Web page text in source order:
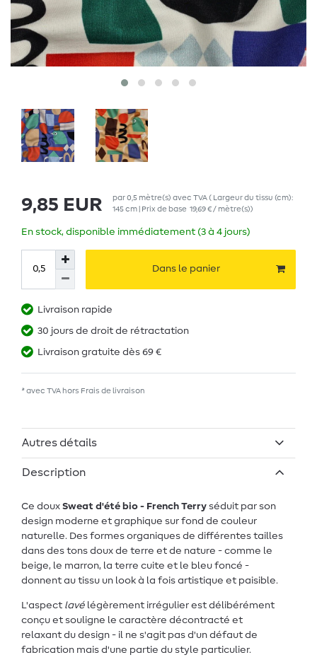
9,85 EUR par0,5 mètre(s) avec TVA( Largeur du tissu (cm):
145 cm | Prix de base 19,69 € / mètre(s))
En stock, disponible immédiatement (3 à 4 jours)
Dans le panier
Livraison rapide
30 jours de droit de rétractation
Livraison gratuite dès 69 €
* avec TVA hors Frais de livraison
Autres détails
Description
Ce doux Sweat d'été bio - French Terry séduit par son
design moderne et graphique sur fond de couleur
naturelle. Des formes organiques de différentes tailles
dans des tons doux de terre et de nature - comme le
beige, le marron, la terre cuite et le bleu foncé -
donnent au tissu un look à la fois artistique et paisible.
L'aspect lavé légèrement irrégulier est délibérément
conçu et souligne le caractère décontracté et
relaxant du design - il ne s'agit pas d'un défaut de
fabrication mais d'une partie du style particulier.